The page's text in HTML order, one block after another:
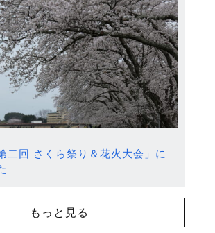
二回 さくら祭り＆花火大会」に
もっと見る